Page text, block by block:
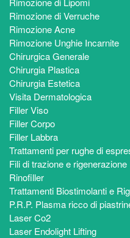
Rimozione di Verruche
Rimozione Acne
Rimozione Unghie Incarnite
Chirurgica Generale
Chirurgia Plastica
Chirurgia Estetica
Visita Dermatologica
Filler Viso
Filler Corpo
Filler Labbra
Trattamenti per rughe di
Fili di trazione e rigenerazione
Rinofiller
Trattamenti Biostimolanti e
P.R.P. Plasma ricco di
Laser Co2
Laser Endolight Lifting